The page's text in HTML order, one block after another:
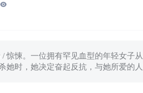
/ 惊悚。一位拥有罕见血型的年轻女子
她时，她决定奋起反抗，与她所爱的